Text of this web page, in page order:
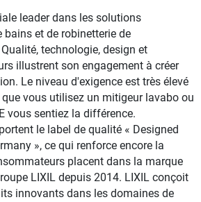
leader dans les solutions
bains et de robinetterie de
technologie, design et
illustrent son engagement à créer
Le niveau d'exigence est très élevé
vous utilisez un mitigeur lavabo ou
vous sentiez la différence.
le label de qualité « Designed
», ce qui renforce encore la
placent dans la marque
LIXIL depuis 2014. LIXIL conçoit
innovants dans les domaines de